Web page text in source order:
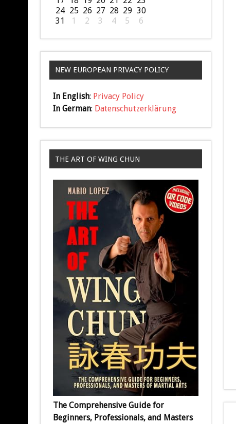
24 25 26 27 28 29 30
31
1 2 3 4 5 6
NEW EUROPEAN PRIVACY POLICY
In English: Privacy Policy
In German: Datenschutzerklärung
THE ART OF WING CHUN
The Comprehensive Guide for
Beginners, Professionals, and Masters